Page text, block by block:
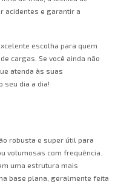
acidentes e garantir a
escolha para quem
cargas. Se você ainda não
atenda às suas
seu dia a dia!
robusta e super útil para
volumosas com frequência.
uma estrutura mais
base plana, geralmente feita